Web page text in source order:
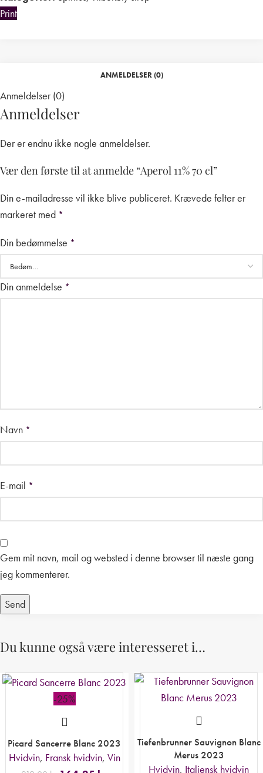
Print
ANMELDELSER (0)
Anmeldelser (0)
Anmeldelser
Der er endnu ikke nogle anmeldelser.
Vær den første til at anmelde “Aperol 11% 70 cl”
Din e-mailadresse vil ikke blive publiceret. Krævede felter er
markeret med *
Din bedømmelse *
Din anmeldelse *
Navn *
E-mail *
Gem mit navn, mail og websted i denne browser til næste gang
jeg kommenterer.
Du kunne også være interesseret i…
-25%
Picard Sancerre Blanc 2023
Hvidvin, Fransk hvidvin, Vin
Tiefenbrunner Sauvignon Blanc
Merus 2023
Hvidvin, Italiensk hvidvin